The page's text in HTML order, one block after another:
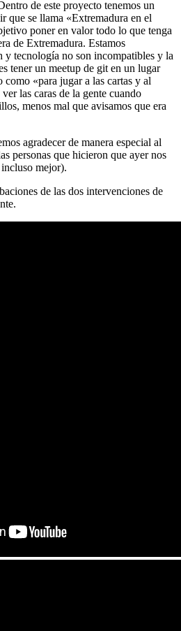
de este proyecto tenemos un
que se llama «Extremadura en el
poner en valor todo lo que tenga
de Extremadura. Estamos
y tecnología no son incompatibles y la
tener un meetup de git en un lugar
«para jugar a las cartas y al
las caras de la gente cuando
menos mal que avisamos que era
agradecer de manera especial al
personas que hicieron que ayer nos
mejor).
de las dos intervenciones de